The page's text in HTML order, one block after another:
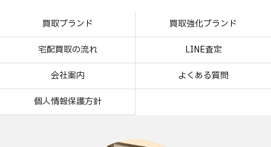
買取ブランド 買取強化ブランド
宅配買取の流れ LINE査定
会社案内 よくある質問
個人情報保護方針